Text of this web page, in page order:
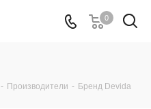
0
- Производители - Бренд Devida